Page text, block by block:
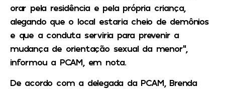
orar pela residência e pela própria criança,
alegando que o local estaria cheio de demônios
e que a conduta serviria para prevenir a
mudança de orientação sexual da menor”,
informou a PCAM, em nota.
De acordo com a delegada da PCAM, Brenda